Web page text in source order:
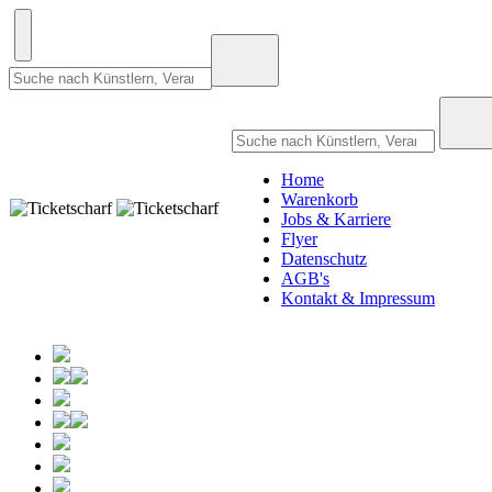
Home
Warenkorb
Jobs & Karriere
Flyer
Datenschutz
AGB's
Kontakt & Impressum